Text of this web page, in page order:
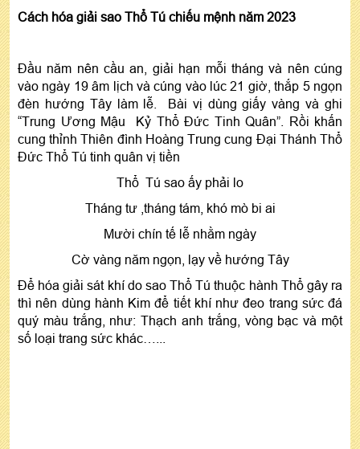
Cách hóa giải sao Thổ Tú chiếu mệnh năm 2023
Đầu năm nên cầu an, giải hạn mỗi tháng và nên cúng
vào ngày 19 âm lịch và cúng vào lúc 21 giờ, thắp 5 ngọn
đèn hướng Tây làm lễ. Bài vị dùng giấy vàng và ghi
“Trung Ương Mậu Kỷ Thổ Đức Tinh Quân”. Rồi khấn
cung thỉnh Thiên đình Hoàng Trung cung Đại Thánh Thổ
Đức Thổ Tú tinh quân vị tiền
Thổ Tú sao ấy phải lo
Tháng tư ,tháng tám, khó mò bi ai
Mười chín tế lễ nhằm ngày
Cờ vàng năm ngọn, lạy về hướng Tây
Để hóa giải sát khí do sao Thổ Tú thuộc hành Thổ gây ra
thì nên dùng hành Kim để tiết khí như đeo trang sức đá
quý màu trắng, như: Thạch anh trắng, vòng bạc và một
số loại trang sức khác…...